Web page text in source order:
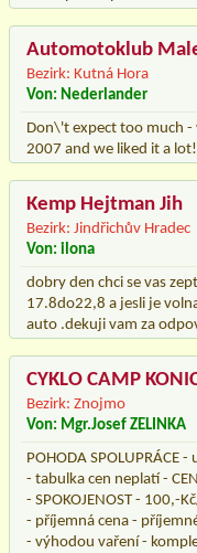
Automotoklub
Bezirk: Kutná Hora
Von: Nederlander
Don\'t expect too much
2007 and we liked it a lot!
Kemp Hejtman Jih
Bezirk: Jindřichův Hradec
Von: ilona
dobry den chci se vas
17.8do22,8 a jesli je
auto .dekuji vam za
CYKLO CAMP
Bezirk: Znojmo
Von: Mgr.Josef ZELINKA
POHODA SPOLUPRÁCE
- tabulka cen neplatí -
- SPOKOJENOST - 100,-
- příjemná cena -
- výhodou vaření -